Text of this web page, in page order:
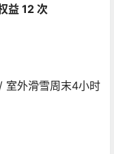
益 12 次
室外滑雪周末4小时